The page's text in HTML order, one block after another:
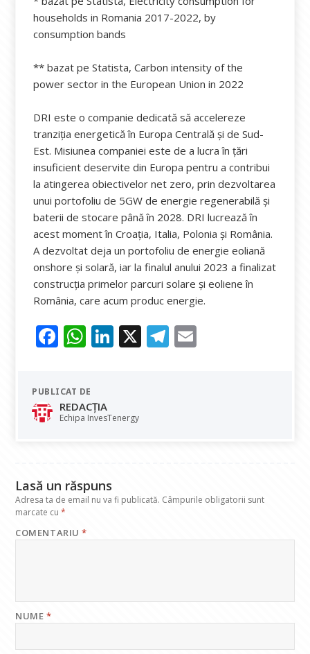
households in Romania 2017-2022, by
consumption bands
** bazat pe Statista, Carbon intensity of the
power sector in the European Union in 2022
DRI este o companie dedicată să accelereze
tranziția energetică în Europa Centrală și de Sud-
Est. Misiunea companiei este de a lucra în țări
insuficient deservite din Europa pentru a contribui
la atingerea obiectivelor net zero, prin dezvoltarea
unui portofoliu de 5GW de energie regenerabilă și
baterii de stocare până în 2028. DRI lucrează în
acest moment în Croația, Italia, Polonia și România.
A dezvoltat deja un portofoliu de energie eoliană
onshore și solară, iar la finalul anului 2023 a finalizat
construcția primelor parcuri solare și eoliene în
România, care acum produc energie.
F
e
b
o
W
at
s
A
Li
dI
X T
PUBLICAT DE
REDACȚIA
Echipa InvesTenergy
Lasă un răspuns
Adresa ta de email nu va fi publicată. Câmpurile obligatorii sunt
marcate cu*
COMENTARIU*
NUME*